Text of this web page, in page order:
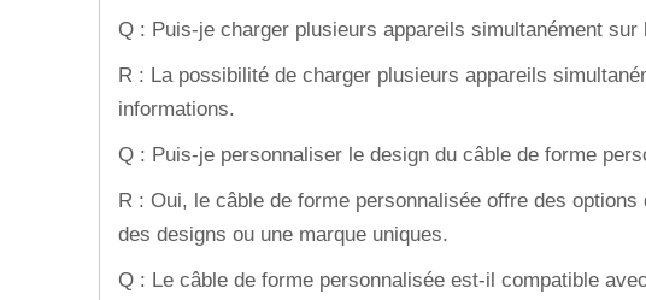
Q : Puis-je charger plusieurs appareils simultanément
R : La possibilité de charger plusieurs appareils
informations.
Q : Puis-je personnaliser le design du câble de forme
R : Oui, le câble de forme personnalisée offre des
des designs ou une marque uniques.
Q : Le câble de forme personnalisée est-il compatible